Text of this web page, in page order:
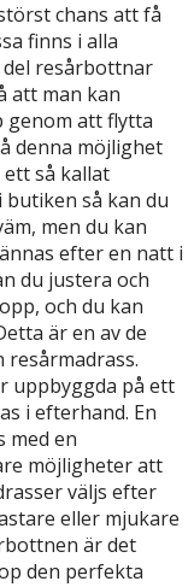
chans att få
finns i alla
resårbottnar
att man kan
genom att flytta
denna möjlighet
så kallat
butiken så kan du
men du kan
efter en natt i
du justera och
och du kan
är en av de
uppbyggda på ett
i efterhand. En
med en
möjligheter att
väljs efter
eller mjukare
är det
den perfekta